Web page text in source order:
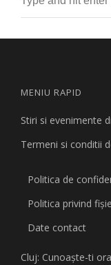
MENIU RAPID
Stiri si evenimente
Termeni si conditii
Politica de
Politica privind
Date contact
Cluj: Cunoaşte-ti